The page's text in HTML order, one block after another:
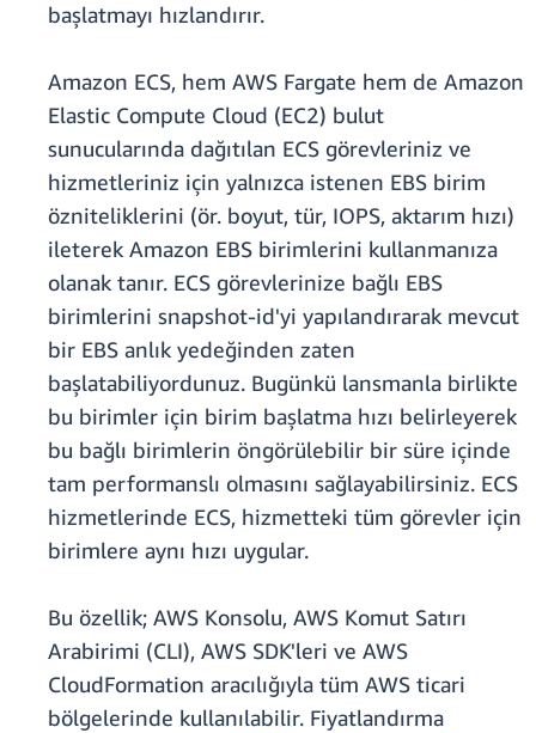
başlatmayı hızlandırır.
Amazon ECS, hem AWS Fargate hem de Amazon
Elastic Compute Cloud (EC2) bulut
sunucularında dağıtılan ECS görevleriniz ve
hizmetleriniz için yalnızca istenen EBS birim
özniteliklerini (ör. boyut, tür, IOPS, aktarım hızı)
ileterek Amazon EBS birimlerini kullanmanıza
olanak tanır. ECS görevlerinize bağlı EBS
birimlerini snapshot-id'yi yapılandırarak mevcut
bir EBS anlık yedeğinden zaten
başlatabiliyordunuz. Bugünkü lansmanla birlikte
bu birimler için birim başlatma hızı belirleyerek
bu bağlı birimlerin öngörülebilir bir süre içinde
tam performanslı olmasını sağlayabilirsiniz. ECS
hizmetlerinde ECS, hizmetteki tüm görevler için
birimlere aynı hızı uygular.
Bu özellik; AWS Konsolu, AWS Komut Satırı
Arabirimi (CLI), AWS SDK'leri ve AWS
CloudFormation aracılığıyla tüm AWS ticari
bölgelerinde kullanılabilir. Fiyatlandırma